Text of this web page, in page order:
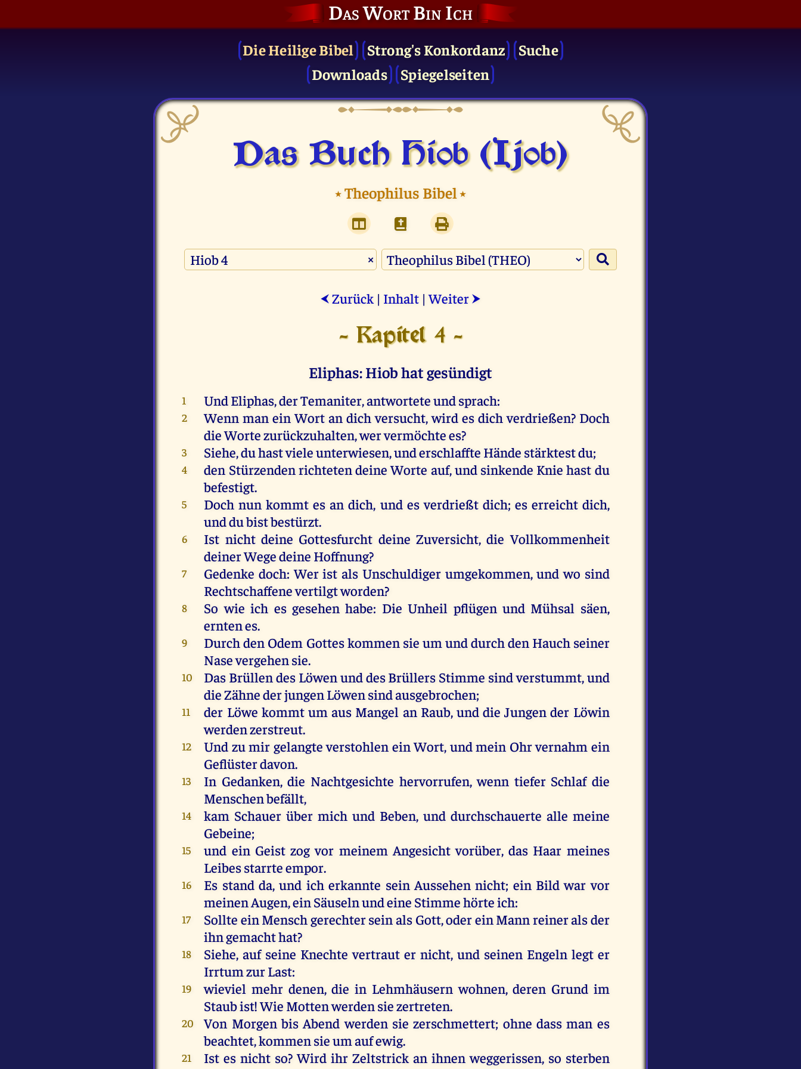
Das Wort Bin Ich
Die Heilige Bibel Strong's Konkordanz
Suche
Downloads
Spiegelseiten
Das Buch Hiob (Ijob)
⭑Theophilus Bibel⭑
×
⮜ Zurück | Inhalt |Weiter ⮞
- Kapitel 4 -
Eliphas: Hiob hat gesündigt
1 Und Eliphas,derTemaniter,antworteteund sprach:
2 Wenn man ein Wort an dich versucht,wird es dich verdrießen? Doch
dieWortezurückzuhalten,wervermöchtees?
3 Siehe,du hastvieleunterwiesen,underschlaffte Hände stärktestdu;
4 den Stürzenden richteten deine Worte auf,und sinkende Knie hast du
befestigt.
5 Doch nun kommt es an dich, und es verdrießt dich; es erreicht dich,
unddu bistbestürzt.
6 Ist nicht deine Gottesfurcht deine Zuversicht,die Vollkommenheit
deinerWegedeine Hoffnung?
7 Gedenke doch:Wer ist als Unschuldiger umgekommen,und wo sind
Rechtschaffenevertilgtworden?
8 So wie ich es gesehen habe: Die Unheil pflügen und Mühsal säen,
erntenes.
9 Durch den Odem Gotteskommen sie um und durch den Hauch seiner
Nasevergehen sie.
10 Das Brüllen des Löwen und desBrüllers Stimme sind verstummt,und
dieZähnederjungen Löwen sindausgebrochen;
11 der Löwe kommt um aus Mangel an Raub, und die Jungen der Löwin
werdenzerstreut.
12 Und zu mir gelangteverstohlen ein Wort, und mein Ohrvernahm ein
Geflüsterdavon.
13 In Gedanken,die Nachtgesichte hervorrufen,wenn tiefer Schlaf die
Menschenbefällt,
14 kam Schauerüber mich und Beben, und durchschauerte alle meine
Gebeine;
15 und ein Geist zog vor meinem Angesicht vorüber,das Haar meines
Leibesstarrteempor.
16 Es stand da,und ich erkannte sein Aussehennicht; ein Bild war vor
meinen Augen,ein Säuselnundeine Stimmehörteich:
17 Sollte ein Mensch gerechtersein als Gott,oderein Mann reineralsder
ihngemachthat?
18 Siehe,auf seine Knechte vertraut er nicht, und seinen Engeln legt er
Irrtum zurLast:
19 wieviel mehr denen,die in Lehmhäusern wohnen,deren Grund im
Staubist!Wie Mottenwerden siezertreten.
20 Von Morgen bis Abend werden sie zerschmettert; ohne dassman es
beachtet,kommen sieum aufewig.
21 Ist es nicht so?Wird ihr Zeltstrick an ihnen weggerissen, so sterben